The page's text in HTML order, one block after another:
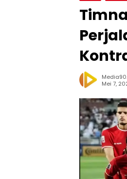
Mei 7,